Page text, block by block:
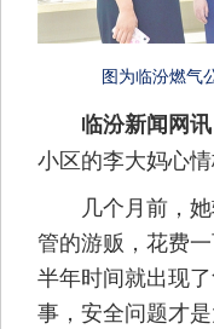
图为临汾燃气
临汾新闻网讯
小区的李大妈心情
几个月前，她
管的游贩，花费
半年时间就出现
事，安全问题才